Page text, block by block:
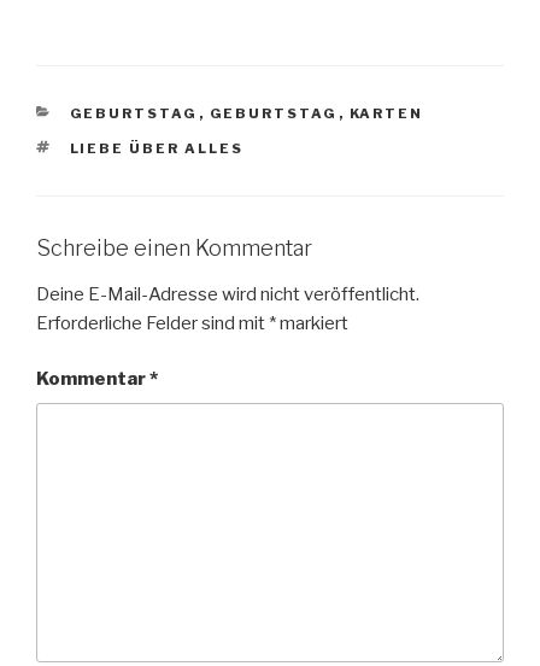
KATEGORIEN
GEBURTSTAG , GEBURTSTAG , KARTEN
SCHLAGWÖRTER
LIEBE ÜBER ALLES
Schreibe einen Kommentar
Deine E-Mail-Adresse wird nicht veröffentlicht.
Erforderliche Felder sind mit *markiert
Kommentar*